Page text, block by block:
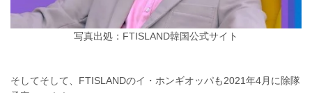
写真出処：FTISLAND韓国公式サイト
そしてそして、FTISLANDのイ・ホンギオッパも2021年4月に除隊